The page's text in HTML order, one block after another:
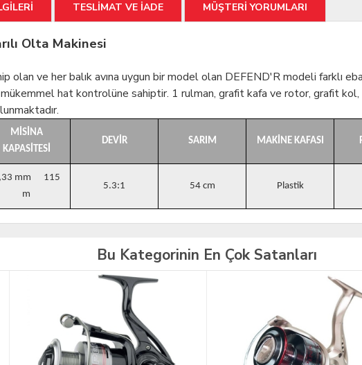
TESLİMAT VE İADE MÜŞTERİ YORUMLARI
Olta Makinesi
olan ve her balık avına uygun bir model olan DEFEND'R modeli farklı
hat kontrolüne sahiptir. 1 rulman, grafit kafa ve rotor, grafit
MİSİNA
KAPASİTESİ
DEVİR SARIM MAKİNE KAFASI
mm 115
m
5.3:1 54 cm Plastik
Bu Kategorinin En Çok Satanları